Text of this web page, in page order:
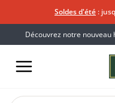
Soldes d'été :
Découvrez notre nouveau